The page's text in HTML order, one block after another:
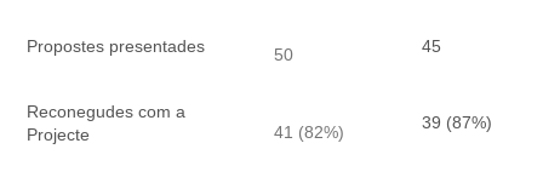
Propostes presentades 50 45
Reconegudes com a
Projecte
41 (82%) 39 (87%)